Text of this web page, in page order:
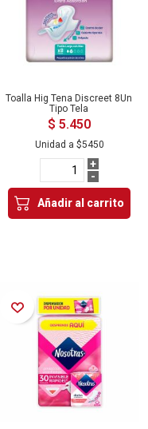
Toalla Hig Tena Discreet 8Un
Tipo Tela
$ 5.450
Unidad a $5450
+
-
Añadir al carrito
Añadir a la Lista de Deseos